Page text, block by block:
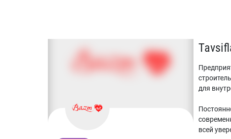
для
всей